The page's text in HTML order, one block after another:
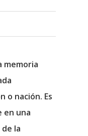
memoria
o nación. Es
en una
la